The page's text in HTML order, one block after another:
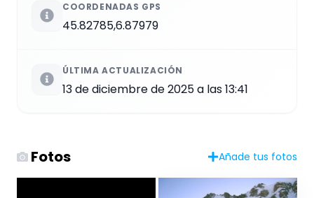
COORDENADAS GPS
45.82785,6.87979
ÚLTIMA ACTUALIZACIÓN
13 de diciembre de 2025 a las 13:41
Fotos Añade tus fotos